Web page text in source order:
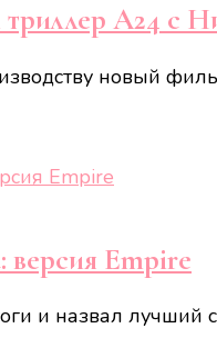
A24 с
новый
версия Empire
и назвал лучший